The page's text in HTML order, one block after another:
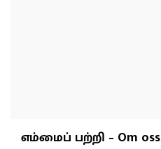
எம்மைப் பற்றி – Om oss